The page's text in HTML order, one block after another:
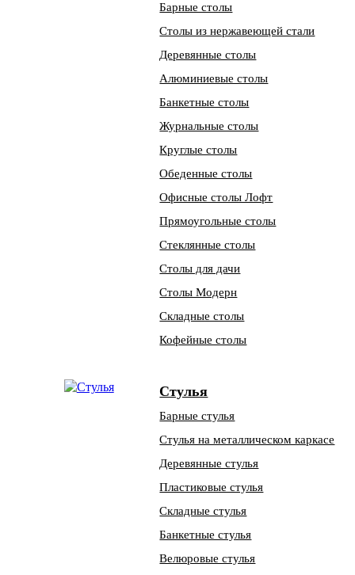
Барные столы
Столы из нержавеющей стали
Деревянные столы
Алюминиевые столы
Банкетные столы
Журнальные столы
Круглые столы
Обеденные столы
Офисные столы Лофт
Прямоугольные столы
Стеклянные столы
Столы для дачи
Столы Модерн
Складные столы
Кофейные столы
Стулья
Барные стулья
Стулья на металлическом каркасе
Деревянные стулья
Пластиковые стулья
Складные стулья
Банкетные стулья
Велюровые стулья